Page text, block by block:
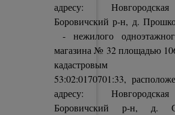
адресу:
Боровичский р-н, д.
- нежилого
магазина № 32 площадью
кадастровым
53:02:0170701:33,
адресу:
Боровичский р-н, д.